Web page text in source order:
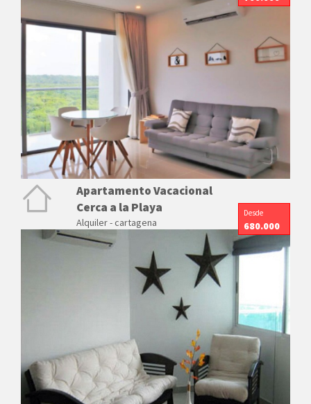
Apartamento Vacacional
Cerca a la Playa
Alquiler - cartagena
Desde
680.000